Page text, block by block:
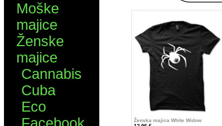
Moške
majice
Ženske
majice
Cannabis
Cuba
Eco
Ženska majica White Widow